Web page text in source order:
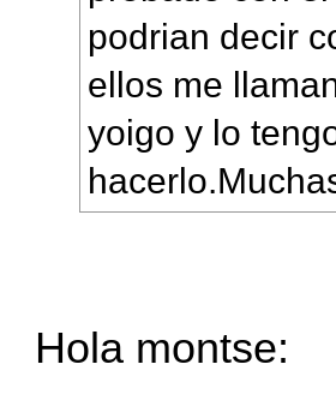
podrian decir
ellos me
yoigo y lo
Hola montse: